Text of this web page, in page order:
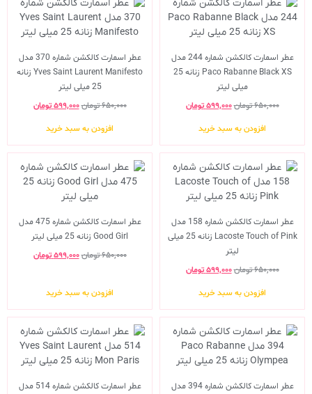
عطر اسمارت کالکشن شماره 244 مدل
Paco Rabanne Black XS زنانه 25
میلی لیتر
۶۵۰,۰۰۰تومان۵۹۹,۰۰۰ تومان
افزودن به سبد خرید
عطر اسمارت کالکشن شماره 370 مدل
Yves Saint Laurent Manifesto زنانه
25 میلی لیتر
۶۵۰,۰۰۰تومان۵۹۹,۰۰۰ تومان
افزودن به سبد خرید
عطر اسمارت کالکشن شماره 158 مدل
Lacoste Touch of Pink زنانه 25 میلی
لیتر
۶۵۰,۰۰۰تومان۵۹۹,۰۰۰ تومان
افزودن به سبد خرید
عطر اسمارت کالکشن شماره 475 مدل
Good Girl زنانه 25 میلی لیتر
۶۵۰,۰۰۰تومان۵۹۹,۰۰۰ تومان
افزودن به سبد خرید
عطر اسمارت کالکشن شماره 394 مدل
عطر اسمارت کالکشن شماره 514 مدل